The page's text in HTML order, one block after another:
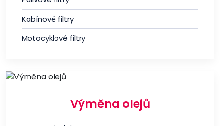
Kabínové filtry
Motocyklové filtry
Výměna olejů